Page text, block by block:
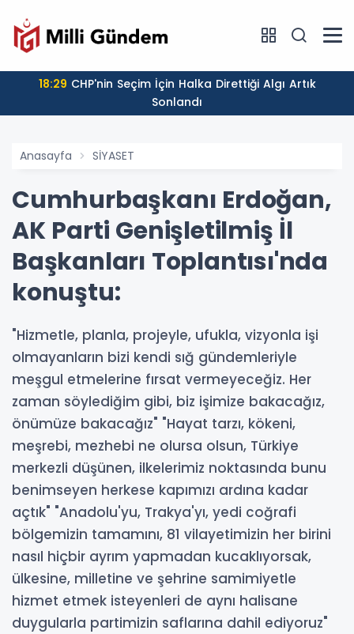
18:29
Sonlandı
Anasayfa SİYASET
Cumhurbaşkanı Erdoğan,
AK Parti Genişletilmiş İl
Başkanları Toplantısı'nda
konuştu:
"Hizmetle, planla, projeyle, ufukla, vizyonla işi
olmayanların bizi kendi sığ gündemleriyle
meşgul etmelerine fırsat vermeyeceğiz. Her
zaman söylediğim gibi, biz işimize bakacağız,
önümüze bakacağız" "Hayat tarzı, kökeni,
meşrebi, mezhebi ne olursa olsun, Türkiye
merkezli düşünen, ilkelerimiz noktasında bunu
benimseyen herkese kapımızı ardına kadar
açtık" "Anadolu'yu, Trakya'yı, yedi coğrafi
bölgemizin tamamını, 81 vilayetimizin her birini
nasıl hiçbir ayrım yapmadan kucaklıyorsak,
ülkesine, milletine ve şehrine samimiyetle
hizmet etmek isteyenleri de aynı halisane
duygularla partimizin saflarına dahil ediyoruz"